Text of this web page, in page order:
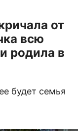
от
всю
родила в
будет семья